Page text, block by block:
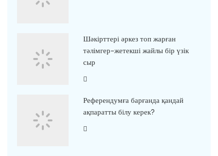
Шәкірттері әркез топ жарған
тәлімгер-жетекші жайлы бір үзік
сыр
Референдумға барғанда қандай
ақпаратты білу керек?